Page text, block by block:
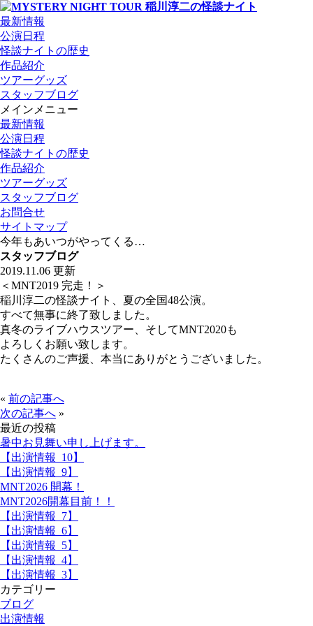
最新情報
公演日程
怪談ナイトの歴史
作品紹介
ツアーグッズ
スタッフブログ
メインメニュー
最新情報
公演日程
怪談ナイトの歴史
作品紹介
ツアーグッズ
スタッフブログ
お問合せ
サイトマップ
今年もあいつがやってくる…
スタッフブログ
2019.11.06 更新
＜MNT2019 完走！＞
稲川淳二の怪談ナイト、夏の全国48公演。
すべて無事に終了致しました。
真冬のライブハウスツアー、そしてMNT2020も
よろしくお願い致します。
たくさんのご声援、本当にありがとうございました。
« 前の記事へ
次の記事へ »
最近の投稿
暑中お見舞い申し上げます。
【出演情報_10】
【出演情報_9】
MNT2026 開幕！
MNT2026開幕目前！！
【出演情報_7】
【出演情報_6】
【出演情報_5】
【出演情報_4】
【出演情報_3】
カテゴリー
ブログ
出演情報